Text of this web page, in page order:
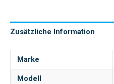
Zusätzliche Information
Marke
Modell